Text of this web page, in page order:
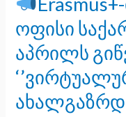
ოფისი
აპრილს
Erasmus+-
ის
ეროვნული
ოფისი
საქართველოში
27